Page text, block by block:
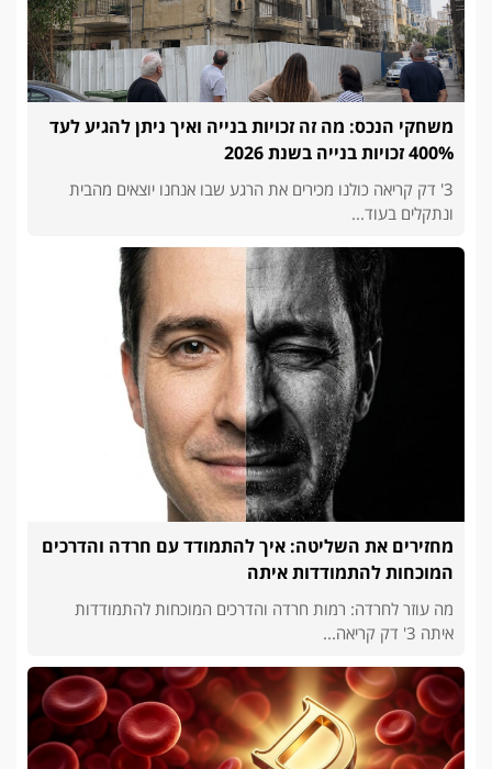
משחקי הנכס: מה זה זכויות בנייה ואיך ניתן להגיע לעד
400% זכויות בנייה בשנת 2026
3' דק קריאה כולנו מכירים את הרגע שבו אנחנו יוצאים מהבית
ונתקלים בעוד...
מחזירים את השליטה: איך להתמודד עם חרדה והדרכים
המוכחות להתמודדות איתה
מה עוזר לחרדה: רמות חרדה והדרכים המוכחות להתמודדות
איתה 3' דק קריאה...